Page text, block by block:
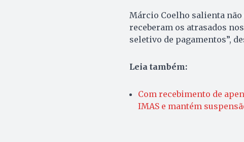
Márcio Coelho salienta
receberam os atrasados
seletivo de pagamentos”,
Leia também:
Com recebimento de
IMAS e mantém